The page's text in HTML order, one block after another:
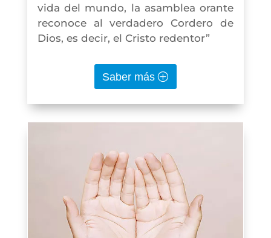
vida del mundo, la asamblea orante
reconoce al verdadero Cordero de
Dios, es decir, el Cristo redentor”
Saber más